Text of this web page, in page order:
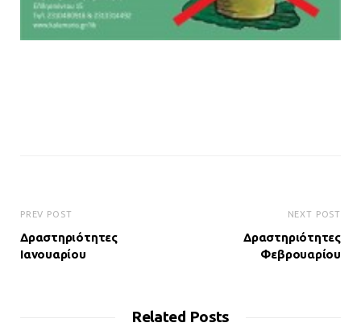
PREV POST
Δραστηριότητες
Ιανουαρίου
NEXT POST
Δραστηριότητες
Φεβρουαρίου
Related Posts